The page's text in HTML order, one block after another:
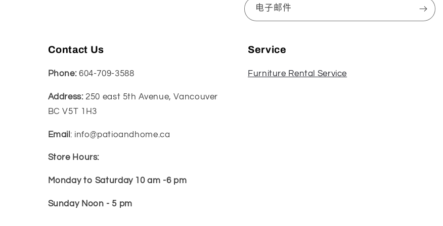
电子邮件
Contact Us
Phone: 604-709-3588
Address:250 east 5th Avenue, Vancouver
BC V5T 1H3
Email : info@patioandhome.ca
Store Hours:
Monday to Saturday 10 am -6 pm
Sunday Noon - 5 pm
Service
Furniture Rental Service